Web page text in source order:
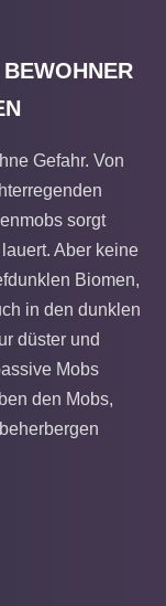
Gefahr. Von
sorgt
Aber keine
Biomen,
in den dunklen
düster und
Mobs
den Mobs,